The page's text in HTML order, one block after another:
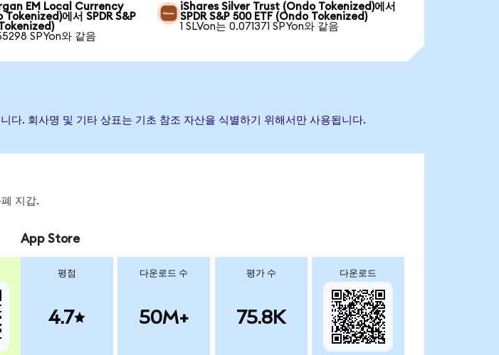
EM Local Currency
Tokenized)에서 SPDR S&P
SPYon와 같음
iShares Silver Trust (Ondo Tokenized)에서
SPDR S&P 500 ETF (Ondo Tokenized)
1 SLVon는 0.071371 SPYon와 같음
다. 회사명 및 기타 상표는 기초 참조 자산을 식별하기 위해서만 사용됩니다.
지갑.
App Store
평점
4.7
다운로드 수
50M+
평가 수
75.8K
다운로드